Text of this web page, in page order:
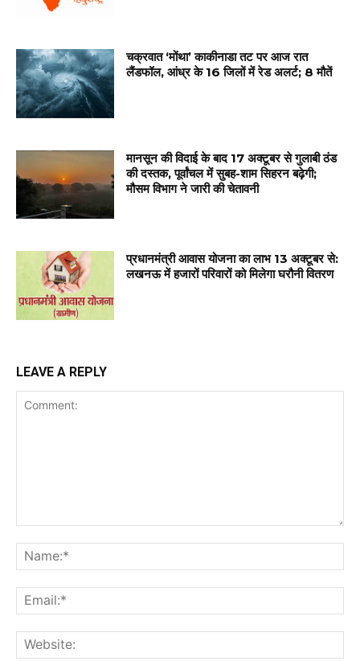
चक्रवात ‘मोंथा’ काकीनाडा तट पर आज रात
लैंडफॉल, आंध्र के 16 जिलों में रेड अलर्ट; 8 मौतें
मानसून की विदाई के बाद 17 अक्टूबर से गुलाबी ठंड
की दस्तक, पूर्वांचल में सुबह-शाम सिहरन बढ़ेगी;
मौसम विभाग ने जारी की चेतावनी
प्रधानमंत्री आवास योजना का लाभ 13 अक्टूबर से:
लखनऊ में हजारों परिवारों को मिलेगा घरौनी वितरण
LEAVE A REPLY